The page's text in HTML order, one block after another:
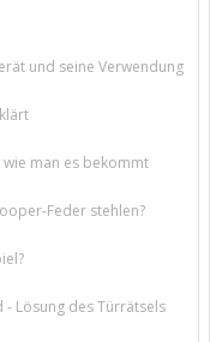
und seine Verwendung
man es bekommt
Feder stehlen?
- Lösung des Türrätsels